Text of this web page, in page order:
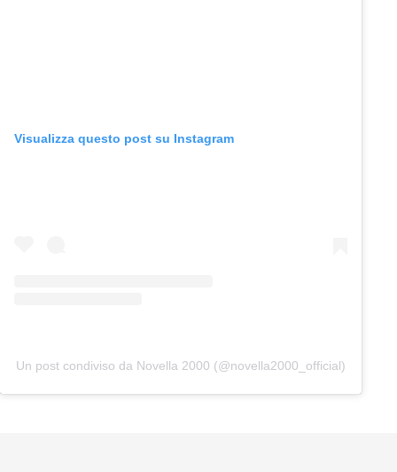
Visualizza questo post su Instagram
Un post condiviso da Novella 2000 (@novella2000_official)